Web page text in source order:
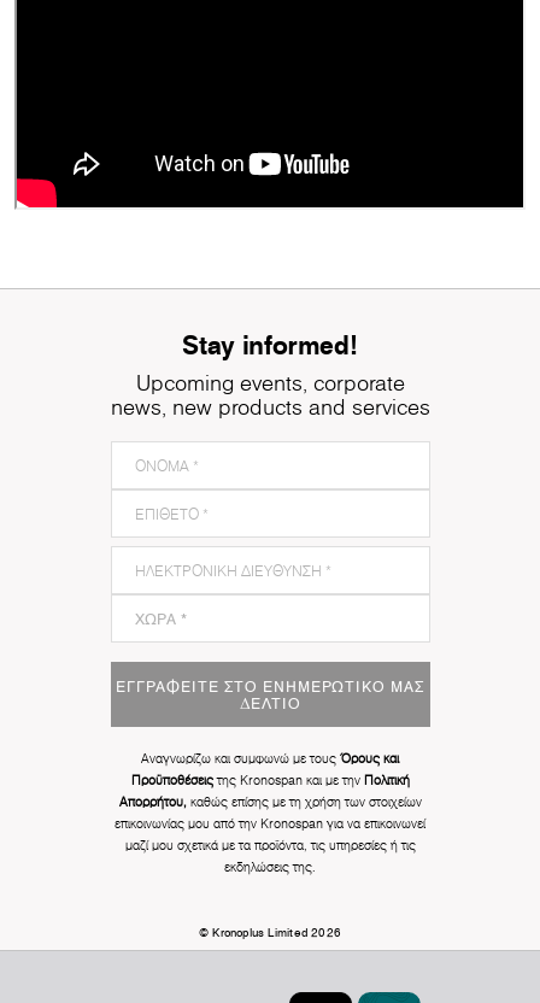
Stay informed!
Upcoming events, corporate
news, new products and services
ΕΓΓΡΑΦΕΊΤΕ ΣΤΟ ΕΝΗΜΕΡΩΤΙΚΌ ΜΑΣ
ΔΕΛΤΊΟ
Αναγνωρίζω και συμφωνώ με τους Όρους και
Προϋποθέσειςτης Kronospan και με την Πολιτική
Απορρήτου,καθώς επίσης με τη χρήση των στοιχείων
επικοινωνίας μου από την Kronospan για να επικοινωνεί
μαζί μου σχετικά με τα προϊόντα, τις υπηρεσίες ή τις
εκδηλώσεις της.
© Kronoplus Limited 2026